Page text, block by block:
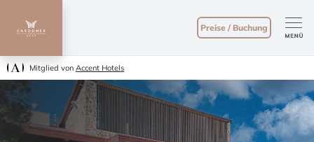
Mitglied von Accent Hotels
Preise / Buchung